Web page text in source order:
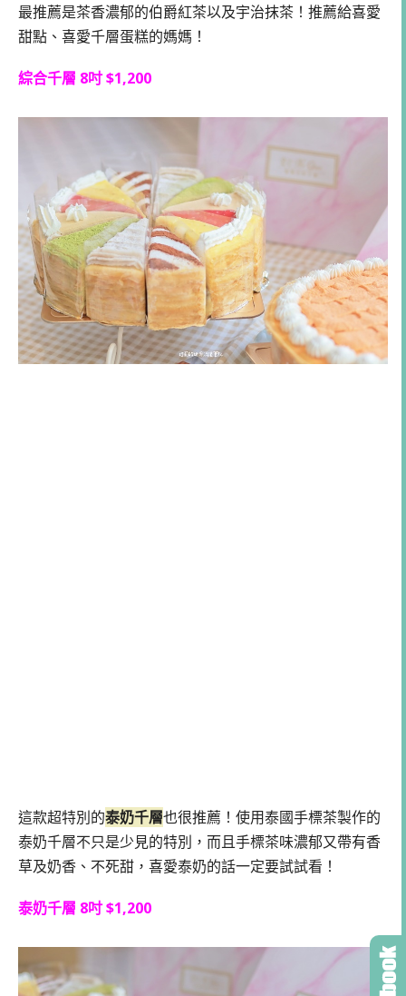
最推薦是茶香濃郁的伯爵紅茶以及宇治抹茶！推薦給喜愛
甜點、喜愛千層蛋糕的媽媽！
綜合千層 8吋 $1,200
這款超特別的泰奶千層也很推薦！使用泰國手標茶製作的
泰奶千層不只是少見的特別，而且手標茶味濃郁又帶有香
草及奶香、不死甜，喜愛泰奶的話一定要試試看！
泰奶千層 8吋 $1,200